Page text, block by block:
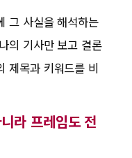
그 사실을 해석하는
의 기사만 보고 결론
제목과 키워드를 비
라 프레임도 전